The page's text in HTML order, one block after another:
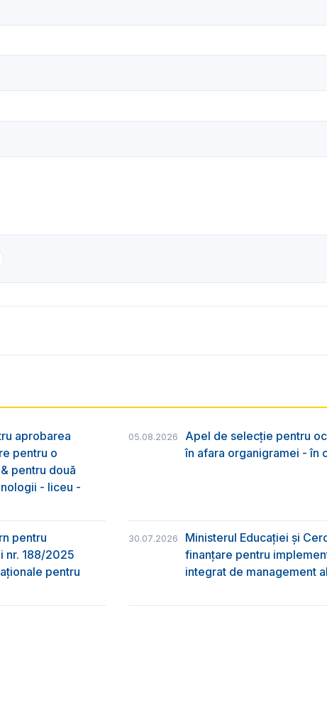
aprobarea
pentru o
pentru două
- liceu -
05.08.2026
Apel de selecție pentru
în afara organigramei - în
pentru
nr. 188/2025
pentru
30.07.2026
Ministerul Educației și
finanțare pentru
integrat de management